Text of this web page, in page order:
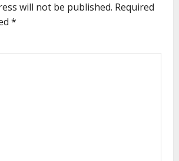
will not be published. Required
*